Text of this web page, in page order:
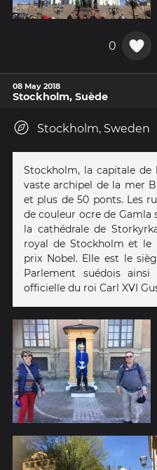
0
08 May 2018
Stockholm, Suède
Stockholm, Sweden
Stockholm, la capitale de
vaste archipel de la mer
et plus de 50 ponts. Les
de couleur ocre de
la cathédrale de
royal de Stockholm et le
prix Nobel. Elle est le
Parlement suédois
officielle du roi Carl XVI